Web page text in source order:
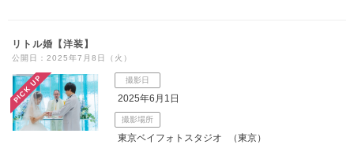
リトル婚【洋装】
公開日：2025年7月8日（火）
PICK UP 撮影日
2025年6月1日
撮影場所
東京ベイフォトスタジオ （東京）